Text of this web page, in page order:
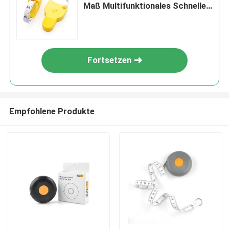
Maß Multifunktionales Schneller
Fortsetzen
Empfohlene Produkte